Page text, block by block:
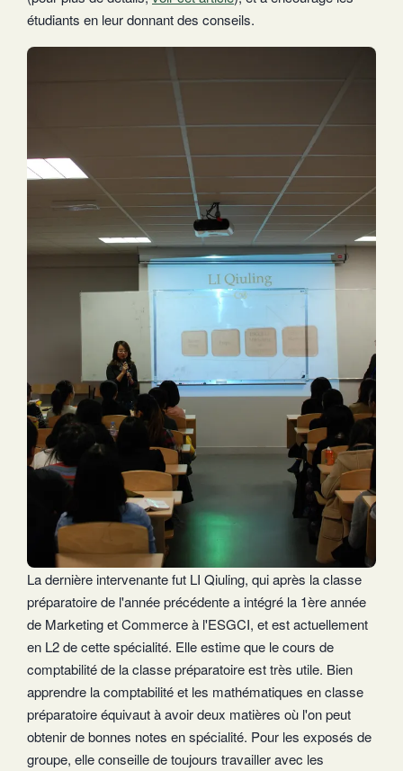
étudiants en leur donnant des conseils.
La dernière intervenante fut LI Qiuling, qui après la classe
préparatoire de l'année précédente a intégré la 1ère année
de Marketing et Commerce à l'ESGCI, et est actuellement
en L2 de cette spécialité. Elle estime que le cours de
comptabilité de la classe préparatoire est très utile. Bien
apprendre la comptabilité et les mathématiques en classe
préparatoire équivaut à avoir deux matières où l'on peut
obtenir de bonnes notes en spécialité. Pour les exposés de
groupe, elle conseille de toujours travailler avec les